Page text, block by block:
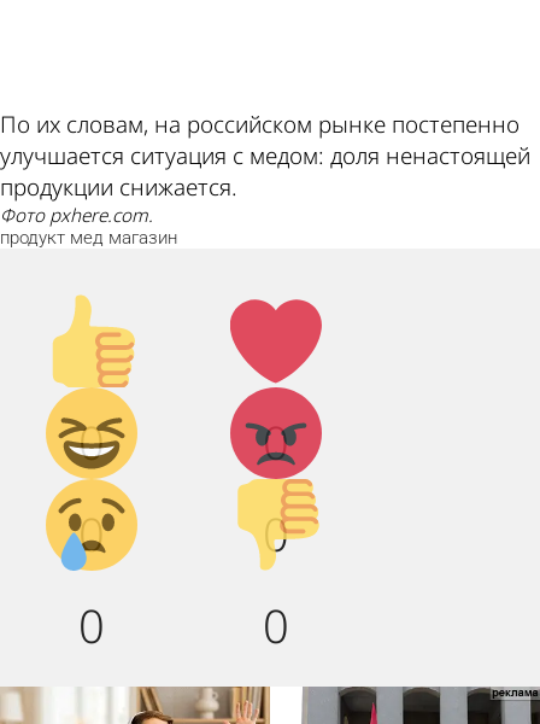
По их словам, на российском рынке постепенно
улучшается ситуация с медом: доля ненастоящей
продукции снижается.
Фото pxhere.com.
продукт мед магазин
Палец
вверх!
0
Лайк!
0
Дикий
смех!
0
Агрессия!
0
Грусть :(
0
Палец
вниз!
0